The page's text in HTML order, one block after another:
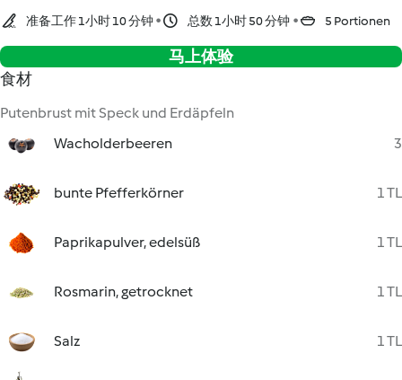
准备工作 1小时 10 分钟 总数 1小时 50 分钟 5 Portionen
马上体验
食材
Putenbrust mit Speck und Erdäpfeln
Wacholderbeeren
3
bunte Pfefferkörner 1 TL
Paprikapulver, edelsüß 1 TL
Rosmarin, getrocknet 1 TL
Salz 1 TL